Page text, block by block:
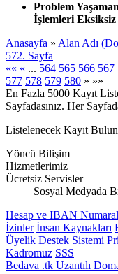
Problem
İşlemleri Eksiksiz
Anasayfa » Alan Adı
572. Sayfa
«« « ... 564 565 566 567
577 578 579 580 » »»
En Fazla 5000 Kayıt
Sayfadasınız. Her
Listelenecek Kayıt
Yöncü Bilişim
Hizmetlerimiz
Ücretsiz Servisler
Sosyal Medyada
Hesap ve IBAN
İzinler İnsan Kaynakları
Üyelik Destek Sistemi
Kadromuz SSS
Bedava .tk Uzantılı